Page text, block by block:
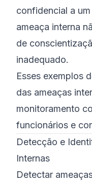
confidencial a
ameaça interna
de
inadequado.
Esses exemplos
das ameaças
monitoramento
funcionários e
Detecção e
Internas
Detectar